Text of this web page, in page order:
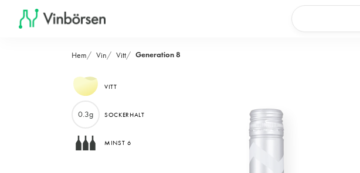
Hem Vin Vitt Generation 8
VITT
0.3g SOCKERHALT
MINST 6